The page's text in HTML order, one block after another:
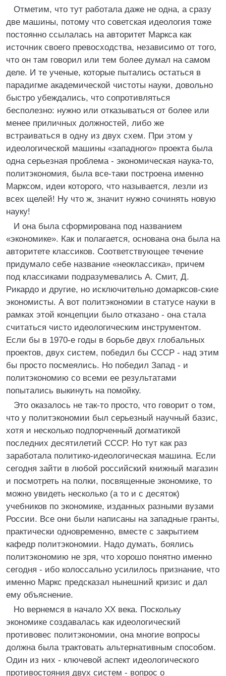
Отметим, что тут работала даже не одна, а сразу
две машины, потому что советская идеология тоже
постоянно ссылалась на авторитет Маркса как
источник своего превосходства, независимо от того,
что он там говорил или тем более думал на самом
деле. И те ученые, которые пытались остаться в
парадигме академической чистоты науки, довольно
быстро убеждались, что сопротивляться
бесполезно: нужно или отказываться от более или
менее приличных должностей, либо же
встраиваться в одну из двух схем. При этом у
идеологической машины «западного» проекта была
одна серьезная проблема - экономическая наука-то,
политэкономия, была все-таки построена именно
Марксом, идеи которого, что называется, лезли из
всех щелей! Ну что ж, значит нужно сочинять новую
науку!
И она была сформирована под названием
«экономике». Как и полагается, основана она была на
авторитете классиков. Соответствующее течение
придумало себе название «неоклассика», причем
под классиками подразумевались А. Смит, Д.
Рикардо и другие, но исключительно домарксов-ские
экономисты. А вот политэкономии в статусе науки в
рамках этой концепции было отказано - она стала
считаться чисто идеологическим инструментом.
Если бы в 1970-е годы в борьбе двух глобальных
проектов, двух систем, победил бы СССР - над этим
бы просто посмеялись. Но победил Запад - и
политэкономию со всеми ее результатами
попытались выкинуть на помойку.
Это оказалось не так-то просто, что говорит о том,
что у политэкономии был серьезный научный базис,
хотя и несколько подпорченный догматикой
последних десятилетий СССР. Но тут как раз
заработала политико-идеологическая машина. Если
сегодня зайти в любой российский книжный магазин
и посмотреть на полки, посвященные экономике, то
можно увидеть несколько (а то и с десяток)
учебников по экономике, изданных разными вузами
России. Все они были написаны на западные гранты,
практически одновременно, вместе с закрытием
кафедр политэкономии. Надо думать, боялись
политэкономию не зря, что хорошо понятно именно
сегодня - ибо колоссально усилилось признание, что
именно Маркс предсказал нынешний кризис и дал
ему объяснение.
Но вернемся в начало XX века. Поскольку
экономике создавалась как идеологический
противовес политэкономии, она многие вопросы
должна была трактовать альтернативным способом.
Один из них - ключевой аспект идеологического
противостояния двух систем - вопрос о